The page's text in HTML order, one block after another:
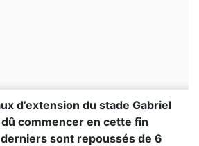
d’extension du stade Gabriel
commencer en cette fin
derniers sont repoussés de 6